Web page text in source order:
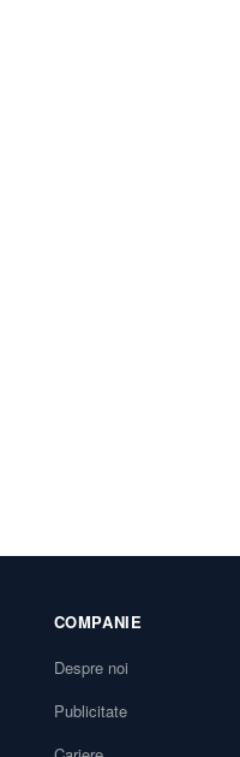
COMPANIE
Despre noi
Publicitate